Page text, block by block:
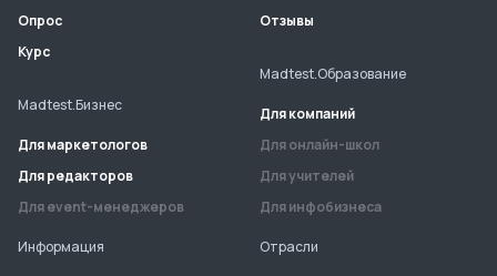
Опрос
Курс
Madtest.Бизнес
Для маркетологов
Для редакторов
Для event-менеджеров
Отзывы
Madtest.Образование
Для компаний
Для онлайн-школ
Для учителей
Для инфобизнеса
Информация Отрасли